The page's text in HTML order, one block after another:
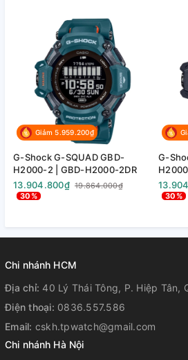
Giảm 5.959.200₫
G-Shock G-SQUAD GBD-
H2000-2 | GBD-H2000-2DR
13.904.800₫ 19.864.000₫
30%
G-
30%
Chi nhánh HCM
Địa chỉ: 40 Lý Thái Tông, P. Hiệp Tân,
Điện thoại: 0836.557.586
Email: cskh.tpwatch@gmail.com
Chi nhánh Hà Nội